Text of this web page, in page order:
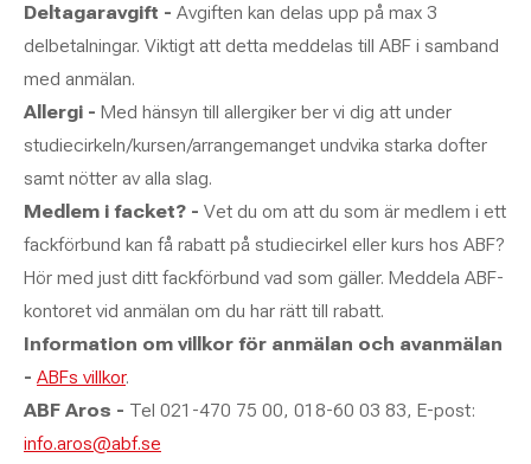
Deltagaravgift - Avgiften kan delas upp på max 3
delbetalningar. Viktigt att detta meddelas till ABF i samband
med anmälan.
Allergi - Med hänsyn till allergiker ber vi dig att under
studiecirkeln/kursen/arrangemanget undvika starka dofter
samt nötter av alla slag.
Medlem i facket? - Vet du om att du som är medlem i ett
fackförbund kan få rabatt på studiecirkel eller kurs hos ABF?
Hör med just ditt fackförbund vad som gäller. Meddela ABF-
kontoret vid anmälan om du har rätt till rabatt.
Information om villkor för anmälan och avanmälan
- ABFs villkor.
ABF Aros - Tel 021-470 75 00, 018-60 03 83, E-post:
info.aros@abf.se